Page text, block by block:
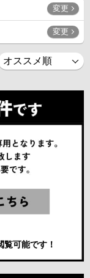
変更
変更
覧可能です！